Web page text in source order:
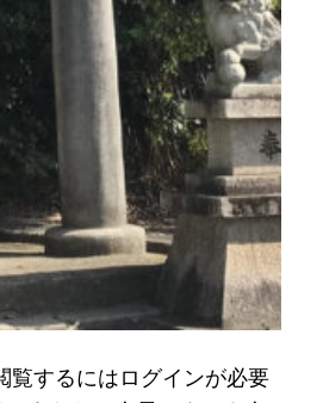
覧するにはログインが必要